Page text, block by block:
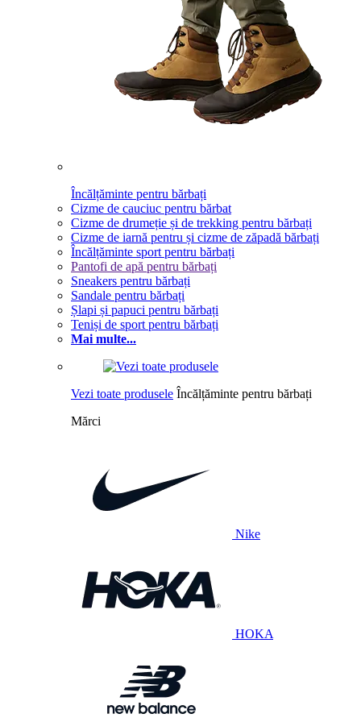
Încălțăminte pentru bărbați
Cizme de cauciuc pentru bărbat
Cizme de drumeție și de trekking pentru bărbați
Cizme de iarnă pentru și cizme de zăpadă bărbați
Încălțăminte sport pentru bărbați
Pantofi de apă pentru bărbați
Sneakers pentru bărbați
Sandale pentru bărbați
Șlapi și papuci pentru bărbați
Teniși de sport pentru bărbați
Mai multe...
Vezi toate produsele Încălțăminte pentru bărbați
Mărci
Nike
HOKA